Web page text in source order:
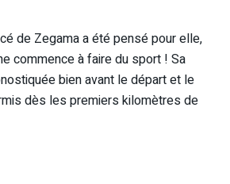
de Zegama a été pensé pour elle,
commence à faire du sport ! Sa
bien avant le départ et le
dès les premiers kilomètres de